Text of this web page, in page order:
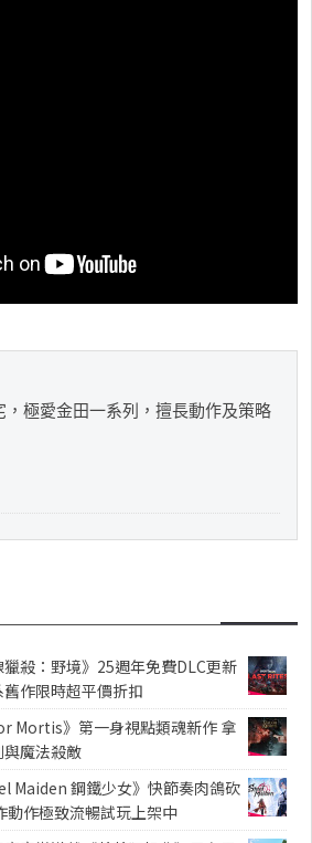
，極愛金田一系列，擅長動作及策略
獵殺：野境》25週年免費DLC更新
作限時超平價折扣
Mortis》第一身視點類魂新作 拿
魔法殺敵
Maiden 鋼鐵少女》快節奏肉鴿砍
動作極致流暢試玩上架中